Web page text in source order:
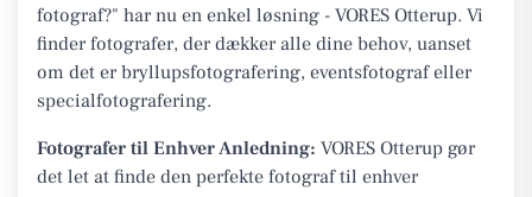
fotograf?" har nu en enkel løsning - VORES Otterup. Vi
finder fotografer, der dækker alle dine behov, uanset
om det er bryllupsfotografering, eventsfotograf eller
specialfotografering.
Fotografer til Enhver Anledning: VORES Otterup gør
det let at finde den perfekte fotograf til enhver